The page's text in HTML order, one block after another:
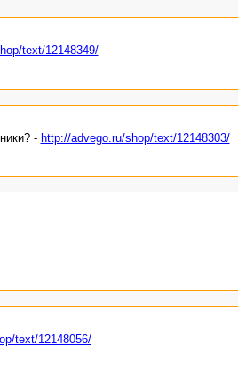
text/12148349/
- http://advego.ru/shop/text/12148303/
text/12148056/